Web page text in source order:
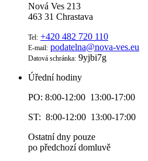
Nová Ves 213
463 31 Chrastava
Tel: +420 482 720 110
E-mail: podatelna@nova-ves.eu
Datová schránka: 9yjbi7g
Úřední hodiny
PO: 8:00-12:00 13:00-17:00
ST: 8:00-12:00 13:00-17:00
Ostatní dny pouze
po předchozí domluvě